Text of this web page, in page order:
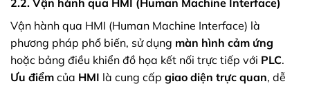
Vận hành qua HMI (Human Machine Interface) là
phương pháp phổ biến, sử dụng màn hình cảm ứng
hoặc bảng điều khiển đồ họa kết nối trực tiếp với PLC.
Ưu điểm của HMI là cung cấp giao diện trực quan, dễ